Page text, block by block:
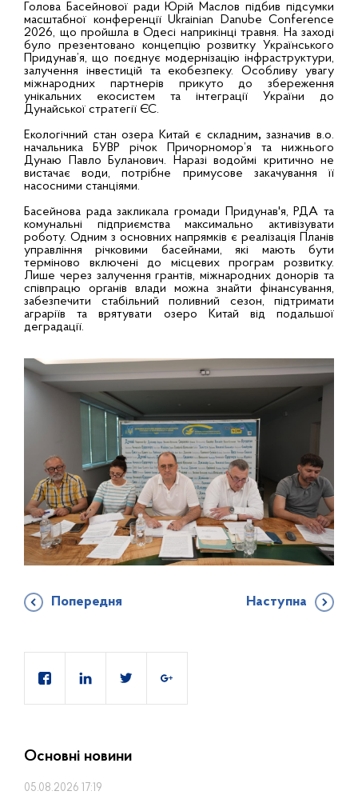
Голова Басейнової ради Юрій Маслов підбив підсумки
масштабної конференції Ukrainian Danube Conference
2026, що пройшла в Одесі наприкінці травня. На заході
було презентовано концепцію розвитку Українського
Придунав’я, що поєднує модернізацію інфраструктури,
залучення інвестицій та екобезпеку. Особливу увагу
міжнародних партнерів прикуто до збереження
унікальних екосистем та інтеграції України до
Дунайської стратегії ЄС.
Екологічний стан озера Китай є складним,зазначив в.о.
начальника БУВР річок Причорномор’я та нижнього
Дунаю Павло Буланович. Наразі водоймі критично не
вистачає води, потрібне примусове закачування її
насосними станціями.
Басейнова рада закликала громади Придунав'я, РДА та
комунальні підприємства максимально активізувати
роботу. Одним з основних напрямків є реалізація Планів
управління річковими басейнами, які мають бути
терміново включені до місцевих програм розвитку.
Лише через залучення грантів, міжнародних донорів та
співпрацю органів влади можна знайти фінансування,
забезпечити стабільний поливний сезон, підтримати
аграріїв та врятувати озеро Китай від подальшої
деградації.
Попередня Наступна
Основні новини
05.08.2026 17:19